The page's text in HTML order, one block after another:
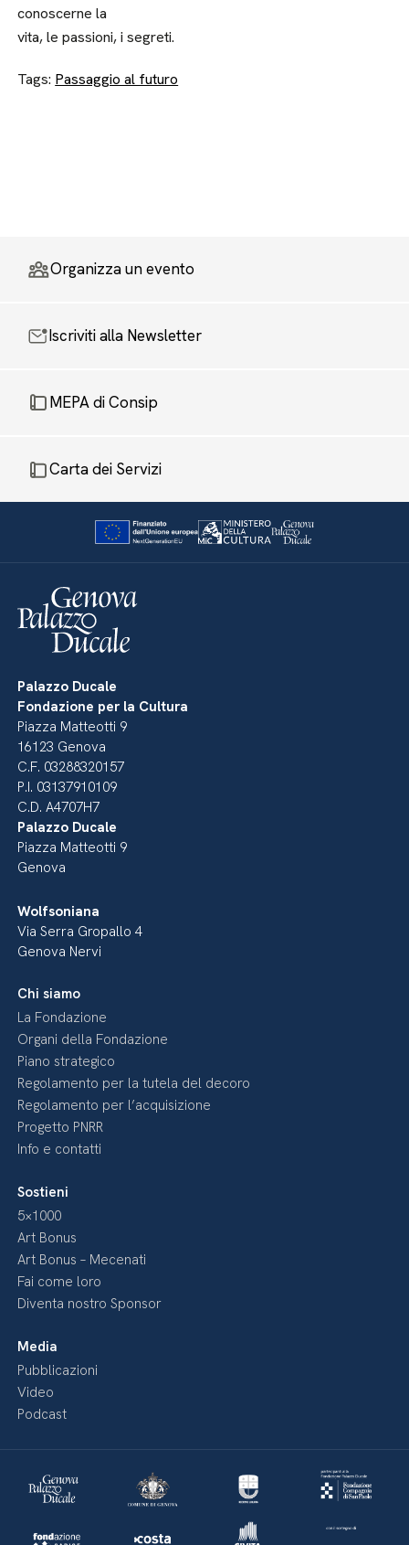
conoscerne la
vita, le passioni, i segreti.
Tags: Passaggio al futuro
Organizza un evento
Iscriviti alla Newsletter
MEPA di Consip
Carta dei Servizi
Palazzo Ducale
Fondazione per la Cultura
Piazza Matteotti 9
16123 Genova
C.F. 03288320157
P.I. 03137910109
C.D. A4707H7
Palazzo Ducale
Piazza Matteotti 9
Genova
Wolfsoniana
Via Serra Gropallo 4
Genova Nervi
Chi siamo
La Fondazione
Organi della Fondazione
Piano strategico
Regolamento per la tutela del decoro
Regolamento per l’acquisizione
Progetto PNRR
Info e contatti
Sostieni
5×1000
Art Bonus
Art Bonus – Mecenati
Fai come loro
Diventa nostro Sponsor
Media
Pubblicazioni
Video
Podcast